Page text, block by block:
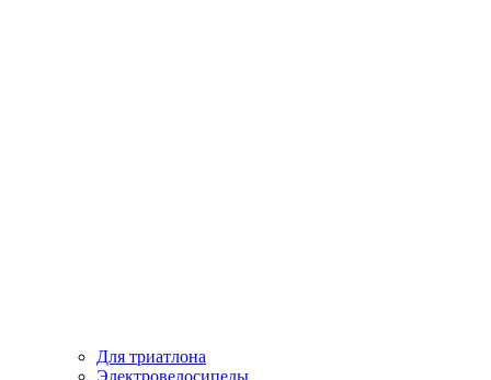
Для триатлона